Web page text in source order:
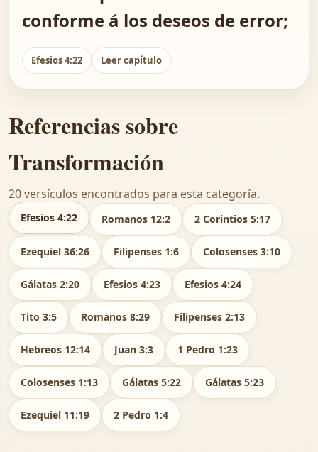
conforme á los deseos de error;
Efesios 4:22 Leer capítulo
Referencias sobre
Transformación
20 versículos encontrados para esta categoría.
Efesios 4:22 Romanos 12:2 2 Corintios 5:17
Ezequiel 36:26 Filipenses 1:6 Colosenses 3:10
Gálatas 2:20 Efesios 4:23 Efesios 4:24
Tito 3:5 Romanos 8:29 Filipenses 2:13
Hebreos 12:14 Juan 3:3 1 Pedro 1:23
Colosenses 1:13 Gálatas 5:22 Gálatas 5:23
Ezequiel 11:19 2 Pedro 1:4